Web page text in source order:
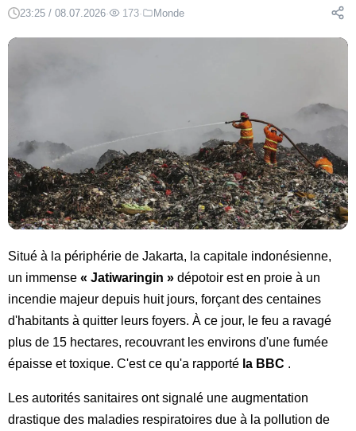
23:25 / 08.07.2026· 173· Monde
Situé à la périphérie de Jakarta, la capitale indonésienne,
un immense « Jatiwaringin » dépotoir est en proie à un
incendie majeur depuis huit jours, forçant des centaines
d'habitants à quitter leurs foyers. À ce jour, le feu a ravagé
plus de 15 hectares, recouvrant les environs d'une fumée
épaisse et toxique. C'est ce qu'a rapporté la BBC .
Les autorités sanitaires ont signalé une augmentation
drastique des maladies respiratoires due à la pollution de